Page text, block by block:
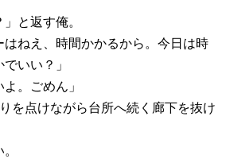
と返す俺。
はねえ、時間かかるから。今日は時
いい？」
。ごめん」
を点けながら台所へ続く廊下を抜け